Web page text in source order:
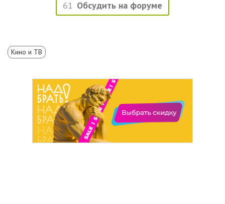
61 Обсудить на форуме
Кино и ТВ